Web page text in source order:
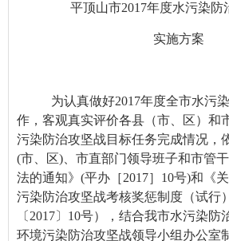
平顶山市2017年度水污染防
实施方案
为认真做好2017年度全市水污
作，客观真实评价各县（市、区）和
污染防治攻坚战目标任务完成情况，
(市、区)、市直部门领导班子和市管
法的通知》(平办［2017］10号)和《
污染防治攻坚战考核奖惩制度（试行
〔2017〕10号），结合我市水污染防
环境污染防治攻坚战领导小组办公室